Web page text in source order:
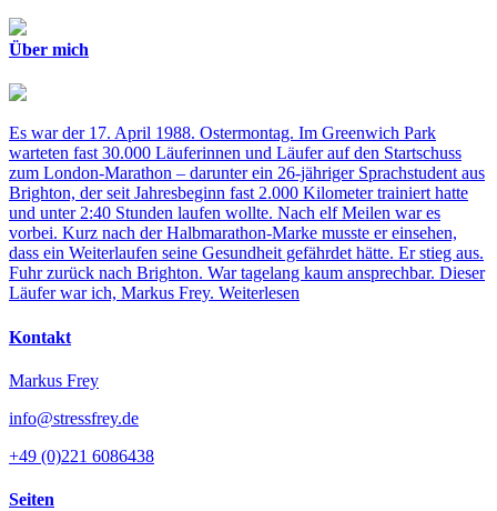
Über mich
Es war der 17. April 1988. Ostermontag. Im Greenwich Park
warteten fast 30.000 Läuferinnen und Läufer auf den Startschuss
zum London-Marathon – darunter ein 26-jähriger Sprachstudent aus
Brighton, der seit Jahresbeginn fast 2.000 Kilometer trainiert hatte
und unter 2:40 Stunden laufen wollte. Nach elf Meilen war es
vorbei. Kurz nach der Halbmarathon-Marke musste er einsehen,
dass ein Weiterlaufen seine Gesundheit gefährdet hätte. Er stieg aus.
Fuhr zurück nach Brighton. War tagelang kaum ansprechbar. Dieser
Läufer war ich, Markus Frey. Weiterlesen
Kontakt
Markus Frey
info@stressfrey.de
+49 (0)221 6086438
Seiten